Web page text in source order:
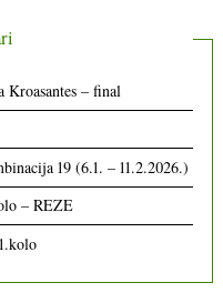
Kroasantes – final
19 (6.1. – 11.2.2026.)
– REZE